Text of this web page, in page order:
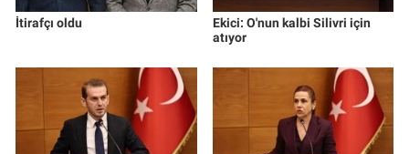
İtirafçı oldu
Ekici: O'nun kalbi Silivri için
atıyor